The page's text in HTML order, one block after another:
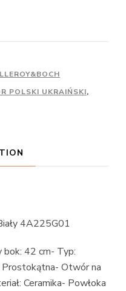
POLSKI UKRAIŃSKI,
4A225G01
bok: 42 cm- Typ:
Otwór na
Ceramika- Powłoka